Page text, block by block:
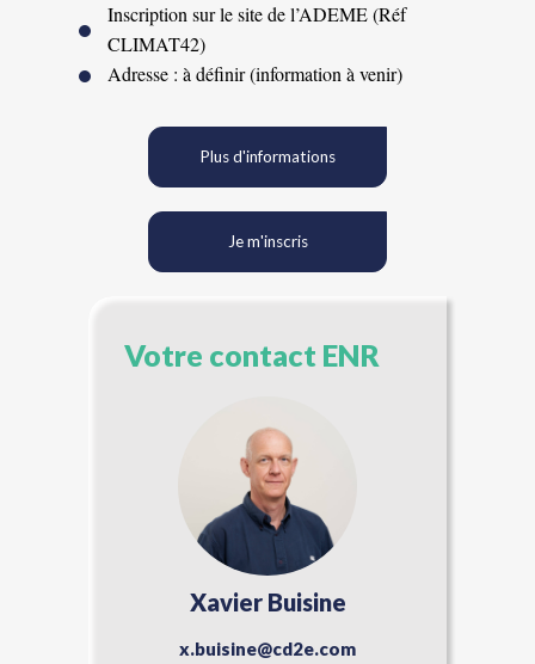
Inscription sur le site de l’ADEME (Réf
CLIMAT42)
Adresse : à définir (information à venir)
Plus d'informations
Je m'inscris
Votre contact ENR
Xavier Buisine
x.buisine@cd2e.com